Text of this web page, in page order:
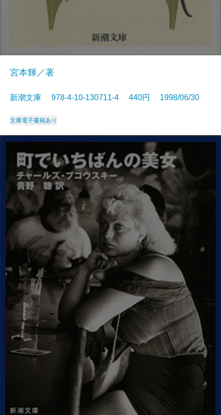
宮本輝／著
新潮文庫 978-4-10-130711-4 440円 1998/06/30
文庫電子書籍あり